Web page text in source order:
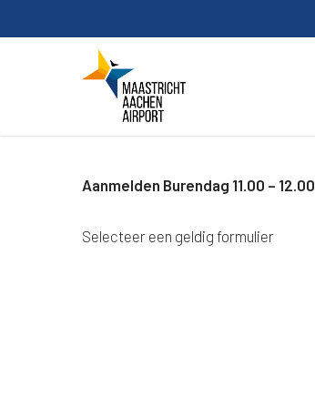
to
Aanmelden Burendag 11.00 – 12.00
Selecteer een geldig formulier